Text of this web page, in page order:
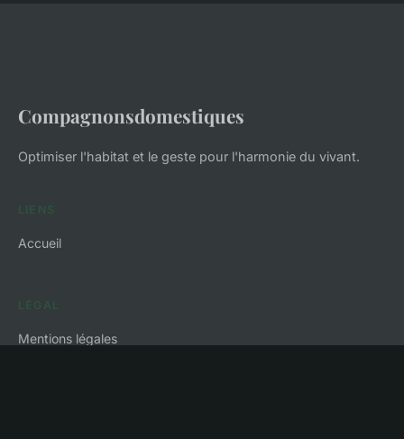
Compagnonsdomestiques
Optimiser l'habitat et le geste pour l'harmonie du vivant.
LIENS
Accueil
LÉGAL
Mentions légales